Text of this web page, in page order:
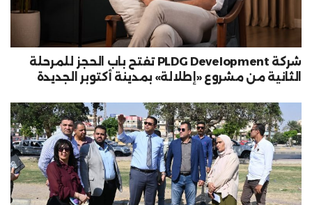
شركة PLDG Development تفتح باب الحجز للمرحلة
الثانية من مشروع «إطلالة» بمدينة أكتوبر الجديدة